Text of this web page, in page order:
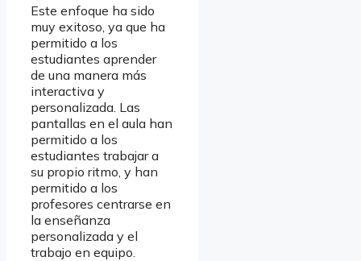
Este enfoque ha sido
muy exitoso, ya que ha
permitido a los
estudiantes aprender
de una manera más
interactiva y
personalizada. Las
pantallas en el aula han
permitido a los
estudiantes trabajar a
su propio ritmo, y han
permitido a los
profesores centrarse en
la enseñanza
personalizada y el
trabajo en equipo.